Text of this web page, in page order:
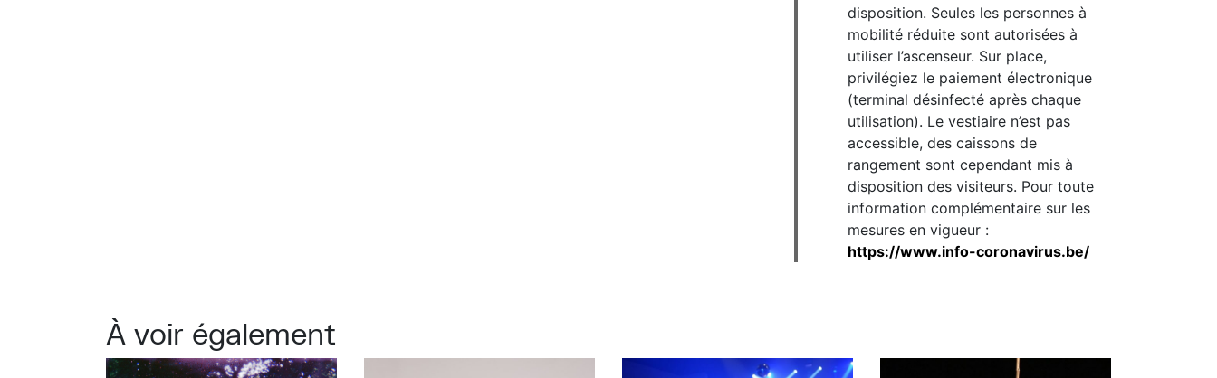
disposition. Seules les personnes à
mobilité réduite sont autorisées à
utiliser l’ascenseur. Sur place,
privilégiez le paiement électronique
(terminal désinfecté après chaque
utilisation). Le vestiaire n’est pas
accessible, des caissons de
rangement sont cependant mis à
disposition des visiteurs. Pour toute
information complémentaire sur les
mesures en vigueur :
https://www.info-coronavirus.be/
À voir également